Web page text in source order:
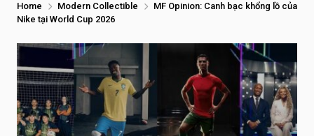
Home Modern Collectible
MF Opinion: Canh bạc khổng lồ của
Nike tại World Cup 2026